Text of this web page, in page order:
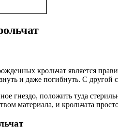
крольчат является
и даже погибнуть. С
гнездо, положить туда
материала, и крольчата